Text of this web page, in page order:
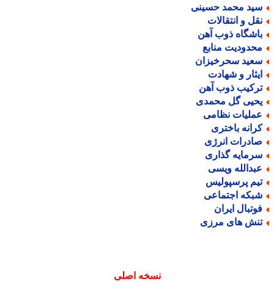
محمد حسینی
و انتقالات
ذوب آهن
منابع
سحرخیزان
و شهادت
ذوب آهن
گل محمدی
نظامی
باختری
انرژی
گذاری
ویسی
پرسپولیس
اجتماعی
ایران
های مرزی
نسخه اصلی